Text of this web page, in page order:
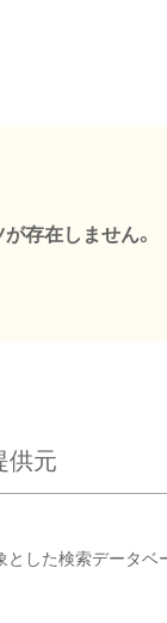
存在しません。
供元
した検索データベ